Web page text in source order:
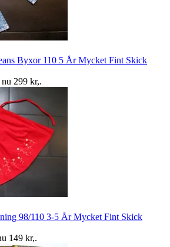
Byxor 110 5 År Mycket Fint Skick
299 kr,.
98/110 3-5 År Mycket Fint Skick
149 kr,.